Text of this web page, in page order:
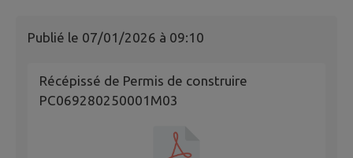
Publié le 07/01/2026 à 09:10
Récépissé de Permis de construire
PC069280250001M03